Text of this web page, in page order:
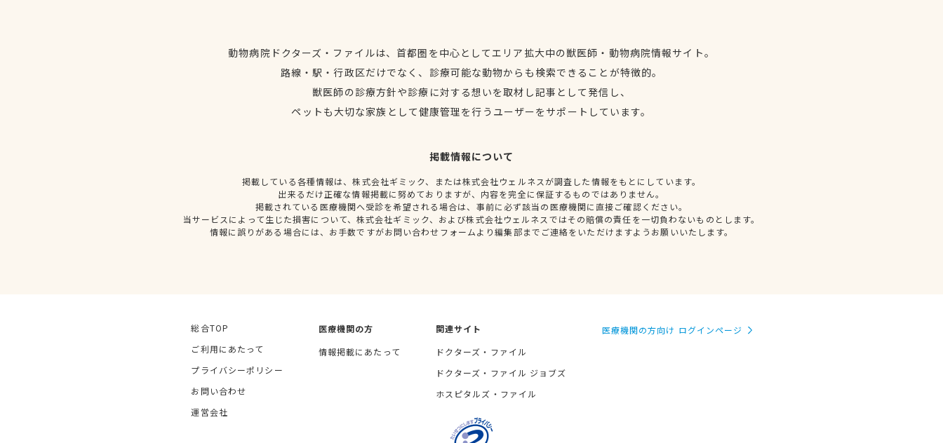
動物病院ドクターズ・ファイルは、首都圏を中心としてエリア拡大中の獣医師・動物病院情報サイト。
路線・駅・行政区だけでなく、診療可能な動物からも検索できることが特徴的。
獣医師の診療方針や診療に対する想いを取材し記事として発信し、
ペットも大切な家族として健康管理を行うユーザーをサポートしています。
掲載情報について
掲載している各種情報は、株式会社ギミック、または株式会社ウェルネスが調査した情報をもとにしています。
出来るだけ正確な情報掲載に努めておりますが、内容を完全に保証するものではありません。
掲載されている医療機関へ受診を希望される場合は、事前に必ず該当の医療機関に直接ご確認ください。
当サービスによって生じた損害について、株式会社ギミック、および株式会社ウェルネスではその賠償の責任を一切負わないものとします。
情報に誤りがある場合には、お手数ですがお問い合わせフォームより編集部までご連絡をいただけますようお願いいたします。
総合TOP
ご利用にあたって
プライバシーポリシー
お問い合わせ
運営会社
医療機関の方
情報掲載にあたって
関連サイト
ドクターズ・ファイル
ドクターズ・ファイル ジョブズ
ホスピタルズ・ファイル
医療機関の方向け ログインページ